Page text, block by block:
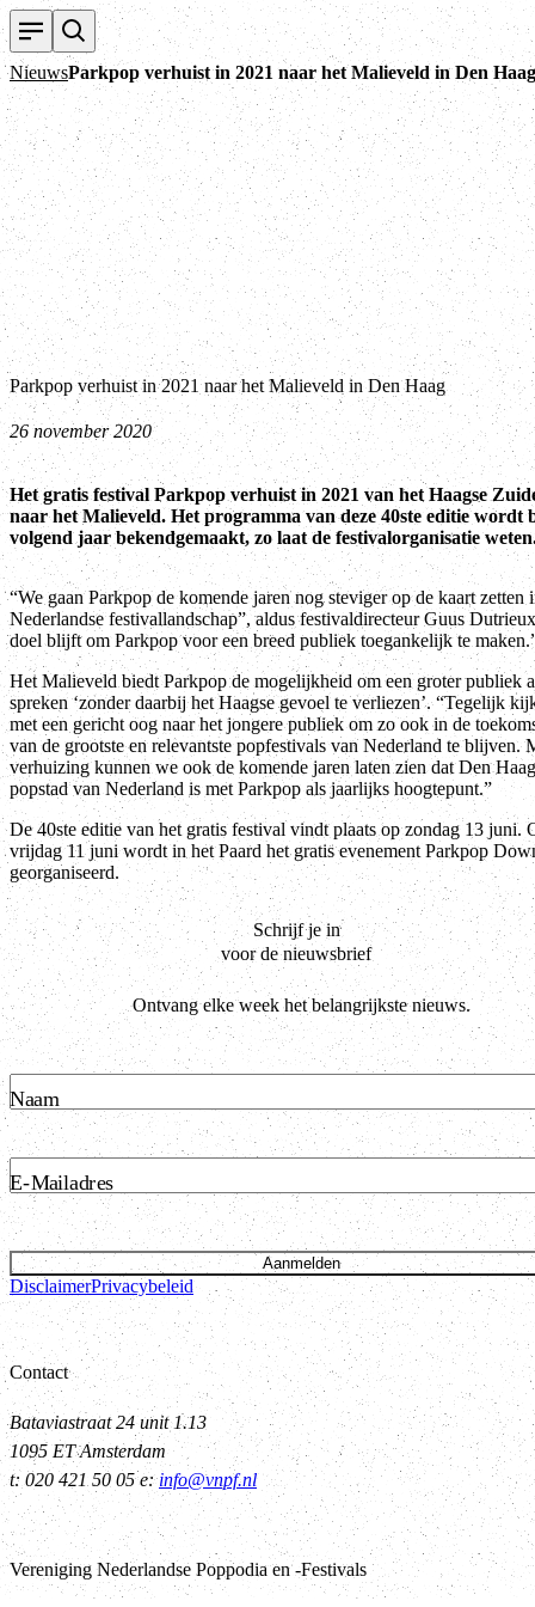
NieuwsParkpop verhuist in 2021 naar het Malieveld in Den Haag
Parkpop verhuist in 2021 naar het Malieveld in Den Haag
26 november 2020
Het gratis festival Parkpop verhuist in 2021 van het Haagse
naar het Malieveld. Het programma van deze 40ste editie wordt
volgend jaar bekendgemaakt, zo laat de festivalorganisatie
“We gaan Parkpop de komende jaren nog steviger op de kaart zetten
Nederlandse festivallandschap”, aldus festivaldirecteur Guus
doel blijft om Parkpop voor een breed publiek toegankelijk te
Het Malieveld biedt Parkpop de mogelijkheid om een groter publiek
spreken ‘zonder daarbij het Haagse gevoel te verliezen’. “Tegelijk
met een gericht oog naar het jongere publiek om zo ook in de
van de grootste en relevantste popfestivals van Nederland te blijven.
verhuizing kunnen we ook de komende jaren laten zien dat Den
popstad van Nederland is met Parkpop als jaarlijks hoogtepunt.”
De 40ste editie van het gratis festival vindt plaats op zondag 13 juni.
vrijdag 11 juni wordt in het Paard het gratis evenement Parkpop
georganiseerd.
Schrijf je in
voor de nieuwsbrief
Ontvang elke week het belangrijkste nieuws.
Naam
E-Mailadres
Aanmelden
DisclaimerPrivacybeleid
Contact
Bataviastraat 24 unit 1.13
1095 ET Amsterdam
t: 020 421 50 05 e:info@vnpf.nl
Vereniging Nederlandse Poppodia en -Festivals